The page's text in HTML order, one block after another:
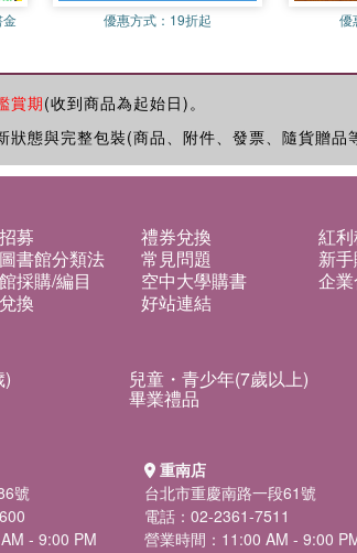
金 優惠方式： 19折起 優
賞期(收到商品為起始日)。
態與完整包裝(商品、附件、發票、隨貨贈品
募 禮券兌換
紅
書館分類法 常見問題
新
採購/編目 空中大學購書
企
換 好站連結
) 兒童・青少年(7歲以上)
畢業禮品
號
- 9:00 PM
重南店
台北市重慶南路一段61號
電話：02-2361-7511
營業時間：11:00 AM - 9:00